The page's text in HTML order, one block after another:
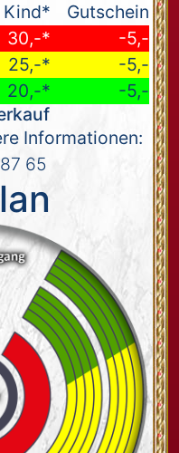
Kind*
Gutschein
30,-*
-5,-
25,-*
-5,-
20,-*
-5,-
Informationen:
65